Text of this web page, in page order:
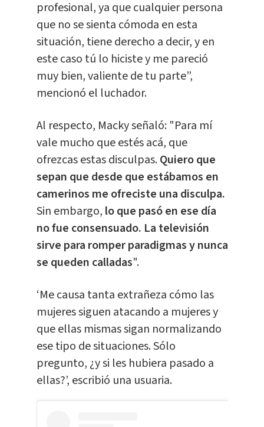
profesional, ya que cualquier persona
que no se sienta cómoda en esta
situación, tiene derecho a decir, y en
este caso tú lo hiciste y me pareció
muy bien, valiente de tu parte”,
mencionó el luchador.
Al respecto, Macky señaló: "Para mí
vale mucho que estés acá, que
ofrezcas estas disculpas.Quiero que
sepan que desde que estábamos en
camerinos me ofreciste una disculpa.
Sin embargo, lo que pasó en ese día
no fue consensuado. La televisión
sirve para romper paradigmas y nunca
se queden calladas".
‘Me causa tanta extrañeza cómo las
mujeres siguen atacando a mujeres y
que ellas mismas sigan normalizando
ese tipo de situaciones. Sólo
pregunto, ¿y si les hubiera pasado a
ellas?’, escribió una usuaria.